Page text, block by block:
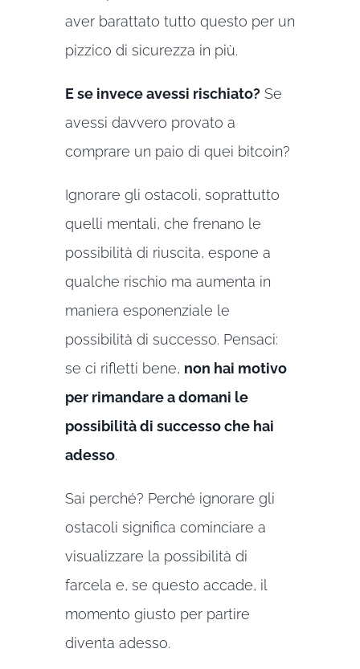
aver barattato tutto questo per un
pizzico di sicurezza in più.
E se invece avessi rischiato? Se
avessi davvero provato a
comprare un paio di quei bitcoin?
Ignorare gli ostacoli, soprattutto
quelli mentali, che frenano le
possibilità di riuscita, espone a
qualche rischio ma aumenta in
maniera esponenziale le
possibilità di successo. Pensaci:
se ci rifletti bene, non hai motivo
per rimandare a domani le
possibilità di successo che hai
adesso.
Sai perché? Perché ignorare gli
ostacoli significa cominciare a
visualizzare la possibilità di
farcela e, se questo accade, il
momento giusto per partire
diventa adesso.